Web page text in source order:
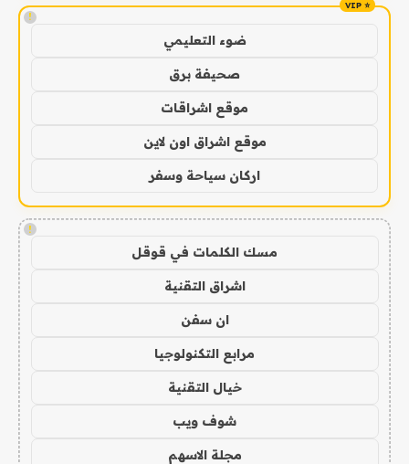
!
ضوء التعليمي
صحيفة برق
موقع اشراقات
موقع اشراق اون لاين
اركان سياحة وسفر
!
مسك الكلمات في قوقل
اشراق التقنية
ان سفن
مرابع التكنولوجيا
خيال التقنية
شوف ويب
مجلة الاسهم